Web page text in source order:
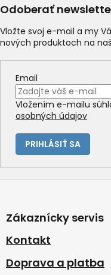
Odoberať
Vložte svoj e-mail a my
nových produktoch na
Email
Vložením e-mailu
osobných údajov
PRIHLÁSIŤ SA
p
ä
e
Zákaznícky servis
Kontakt
Doprava a platba